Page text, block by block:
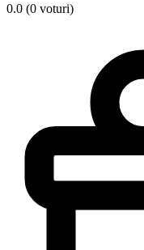
0.0 (0 voturi)